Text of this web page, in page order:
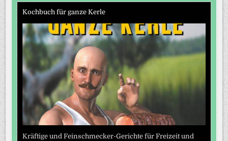
Kochbuch für ganze Kerle
Kräftige und Feinschmecker-Gerichte für Freizeit und